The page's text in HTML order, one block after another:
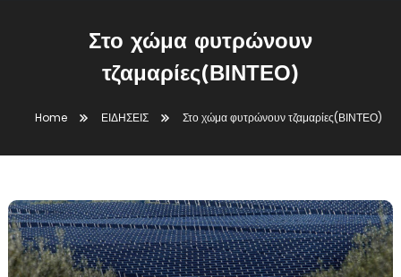
Στο χώμα φυτρώνουν
τζαμαρίες(ΒΙΝΤΕΟ)
Home ΕΙΔΗΣΕΙΣ Στο χώμα φυτρώνουν τζαμαρίες(ΒΙΝΤΕΟ)